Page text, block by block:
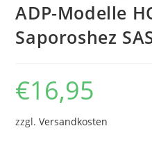
ADP-Modelle
Saporoshez
€16,95
zzgl.Versandkosten